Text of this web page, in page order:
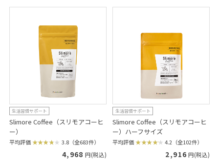
生活習慣サポート
Slimore Coffee（スリモアコーヒ
ー）
平均評価 3.8（全683件）
4,968 円(税込)
生活習慣サポート
Slimore Coffee（スリモアコーヒ
ー）ハーフサイズ
平均評価 4.2（全102件）
2,916 円(税込)